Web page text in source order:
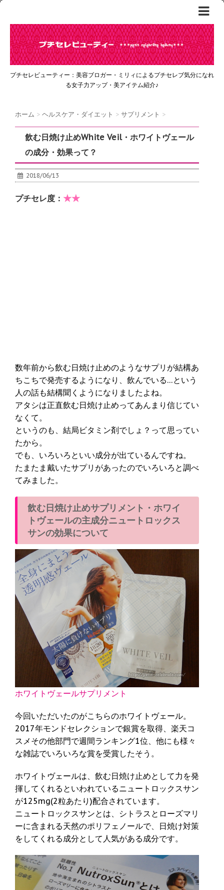
プチセレビューティー：美容ブロガー・ミリィによるプチセレブ気分になれ
る女子力アップ・美アイテム紹介♪
ホーム > ヘルスケア・ダイエット > サプリメント >
飲む日焼け止めWhite Veil・ホワイトヴェール
の成分・効果って？
2018/06/13
プチセレ度： ★★
数年前から飲む日焼け止めのようなサプリが結構あ
ちこちで発売するようになり、飲んでいる…という
人の話も結構聞くようになりましたよね。
アタシは正直飲む日焼け止めってあんまり信じてい
なくて。
というのも、結局ビタミン剤でしょ？って思ってい
たから。
でも、いろいろといい成分が出ているんですね。
たまたま戴いたサプリがあったのでいろいろと調べ
てみました。
飲む日焼け止めサプリメント・ホワイ
トヴェールの主成分ニュートロックス
サンの効果について
ホワイトヴェールサプリメント
今回いただいたのがこちらのホワイトヴェール。
2017年モンドセレクションで銀賞を取得、楽天コ
スメその他部門で週間ランキング1位、他にも様々
な雑誌でいろいろな賞を受賞したそう。
ホワイトヴェールは、飲む日焼け止めとして力を発
揮してくれるといわれているニュートロックスサン
が125mg(2粒あたり)配合されています。
ニュートロックスサンとは、シトラスとローズマリ
ーに含まれる天然のポリフェノールで、日焼け対策
をしてくれる成分として人気がある成分です。